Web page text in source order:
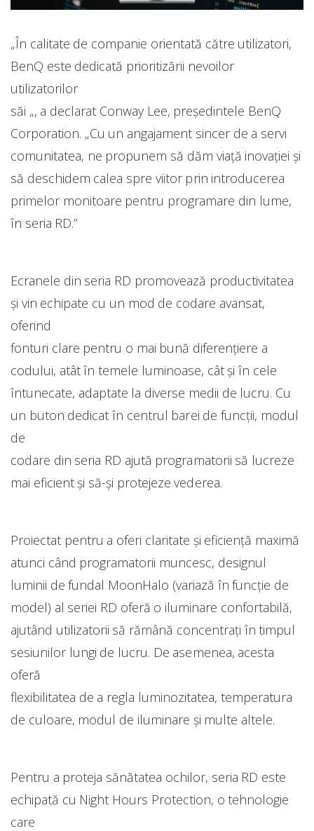
„În calitate de companie orientată către utilizatori,
BenQ este dedicată prioritizării nevoilor
utilizatorilor
săi „, a declarat Conway Lee, președintele BenQ
Corporation. „Cu un angajament sincer de a servi
comunitatea, ne propunem să dăm viață inovației și
să deschidem calea spre viitor prin introducerea
primelor monitoare pentru programare din lume,
în seria RD.”
Ecranele din seria RD promovează productivitatea
și vin echipate cu un mod de codare avansat,
oferind
fonturi clare pentru o mai bună diferențiere a
codului, atât în temele luminoase, cât și în cele
întunecate, adaptate la diverse medii de lucru. Cu
un buton dedicat în centrul barei de funcții, modul
de
codare din seria RD ajută programatorii să lucreze
mai eficient și să-și protejeze vederea.
Proiectat pentru a oferi claritate și eficiență maximă
atunci când programatorii muncesc, designul
luminii de fundal MoonHalo (variază în funcție de
model) al seriei RD oferă o iluminare confortabilă,
ajutând utilizatorii să rămână concentrați în timpul
sesiunilor lungi de lucru. De asemenea, acesta
oferă
flexibilitatea de a regla luminozitatea, temperatura
de culoare, modul de iluminare și multe altele.
Pentru a proteja sănătatea ochilor, seria RD este
echipată cu Night Hours Protection, o tehnologie
care